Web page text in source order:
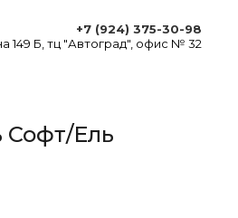
+7 (924) 375-30-98
149 Б, тц "Автоград", офис № 32
Софт/Ель